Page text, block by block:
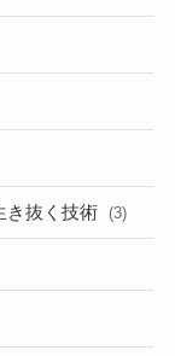
き抜く技術 (3)